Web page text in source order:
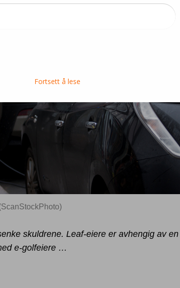
skuldrene. Leaf-eiere er avhengig av
e-golfeiere …
Fortsett å lese